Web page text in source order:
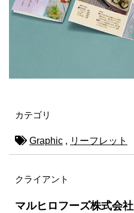
カテゴリ
Graphic , リーフレット
クライアント
マルヒロフーズ株式会社